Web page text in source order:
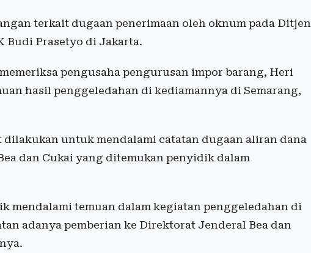
terkait dugaan penerimaan oleh oknum pada Ditjen
Budi Prasetyo di Jakarta.
pengusaha pengurusan impor barang, Heri
hasil penggeledahan di kediamannya di Semarang,
untuk mendalami catatan dugaan aliran dana
dan Cukai yang ditemukan penyidik dalam
mendalami temuan dalam kegiatan penggeledahan di
adanya pemberian ke Direktorat Jenderal Bea dan